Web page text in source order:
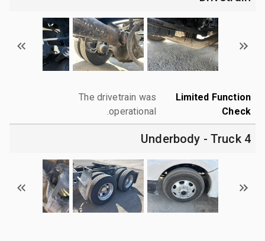
Limited Function
Check
The drivetrain was
operational.
4 Underbody - Truck